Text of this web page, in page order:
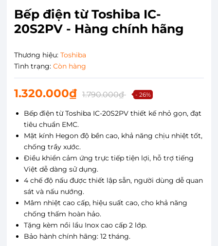
Bếp điện từ Toshiba IC-
20S2PV - Hàng chính hãng
Thương hiệu: Toshiba
Tình trạng: Còn hàng
1.320.000₫ 1.790.000₫ - 26%
Bếp điện từ Toshiba IC-20S2PV thiết kế nhỏ gọn, đạt
tiêu chuẩn EMC.
Mặt kính Hegon độ bền cao, khả năng chịu nhiệt tốt,
chống trầy xước.
Điều khiển cảm ứng trực tiếp tiện lợi, hỗ trợ tiếng
Việt dễ dàng sử dụng.
4 chế độ nấu được thiết lập sẵn, người dùng dễ quan
sát và nấu nướng.
Mâm nhiệt cao cấp, hiệu suất cao, cho khả năng
chống thấm hoàn hảo.
Tặng kèm nồi lẩu Inox cao cấp 2 lớp.
Bảo hành chính hãng: 12 tháng.